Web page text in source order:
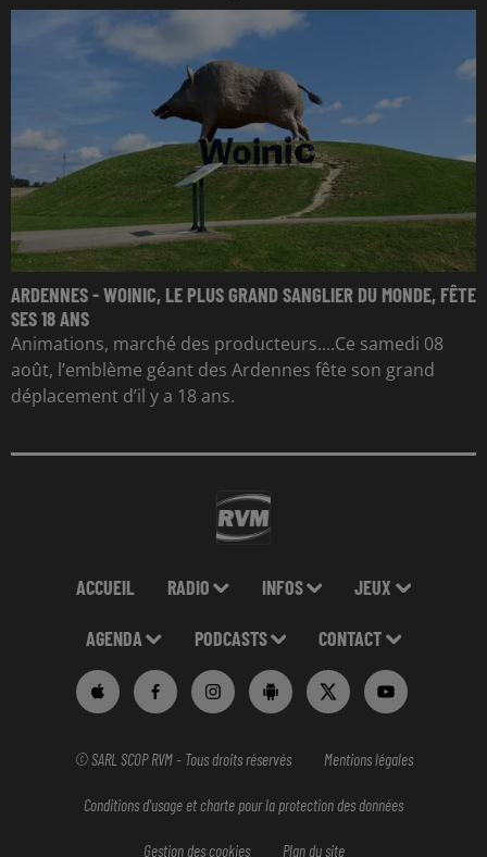
ARDENNES - WOINIC, LE PLUS GRAND SANGLIER DU MONDE, FÊTE
SES 18 ANS
Animations, marché des producteurs....Ce samedi 08
août, l’emblème géant des Ardennes fête son grand
déplacement d’il y a 18 ans.
ACCUEIL RADIO INFOS JEUX
AGENDA PODCASTS CONTACT
© SARL SCOP RVM - Tous droits réservés Mentions légales
Conditions d'usage et charte pour la protection des données
Gestion des cookies Plan du site